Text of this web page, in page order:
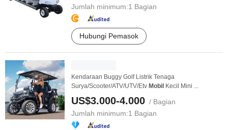
Jumlah minimum:1 Bagian
Hubungi Pemasok
Kendaraan Buggy Golf Listrik Tenaga
Surya/Scooter/ATV/UTV/Etv Mobil Kecil Mini ...
US$3.000-4.000 / Bagian
Jumlah minimum:1 Bagian